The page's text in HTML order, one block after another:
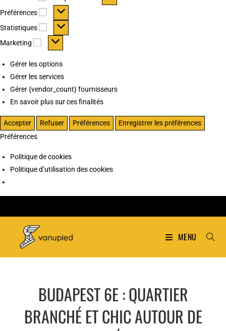
Préférences
Préférences
Statistiques Statistiques
Marketing Marketing
Gérer les options
Gérer les services
Gérer {vendor_count} fournisseurs
En savoir plus sur ces finalités
Accepter Refuser Préférences
Enregistrer les préférences
Préférences
Politique de cookies
Politique d’utilisation des cookies
MENU
BUDAPEST 6E : QUARTIER
BRANCHÉ ET CHIC AUTOUR DE